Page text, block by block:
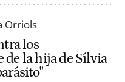
los
la hija de Sílvia